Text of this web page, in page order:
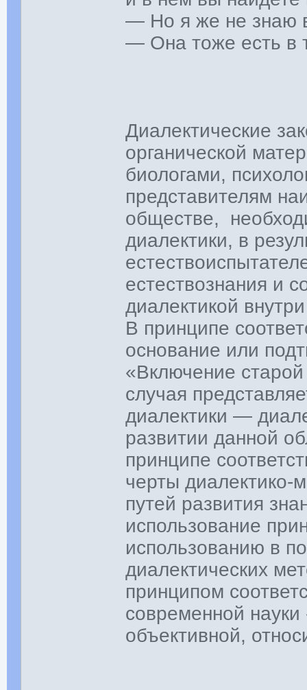
— Но я же не знаю
— Она тоже есть в
Диалектические
органической
биологами,
представителям
обществе,
диалектики, в
естествознания и
диалектикой
В принципе
основание или
«Включение старой
случая
диалектики —
развитии данной
принципе
черты диалектико-
путей развития
использование
использованию в
диалектических
принципом
современной
объективной,